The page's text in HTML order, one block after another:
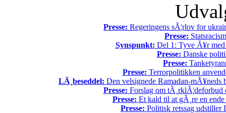
Presse: Regeringens sÃ¦rlov for
Presse:
Synspunkt: Del 1: Tyve Ã¥r med
Presse: Danske
Presse:
Presse: Terrorpolitikken
LÃ¸beseddel: Den velsignede Ramadan-mÃ¥neds
Presse: Forslag om tÃ¸rklÃ¦deforbud
Presse: Et kald til at gÃ¸re en
Presse: Politisk retssag udstiller